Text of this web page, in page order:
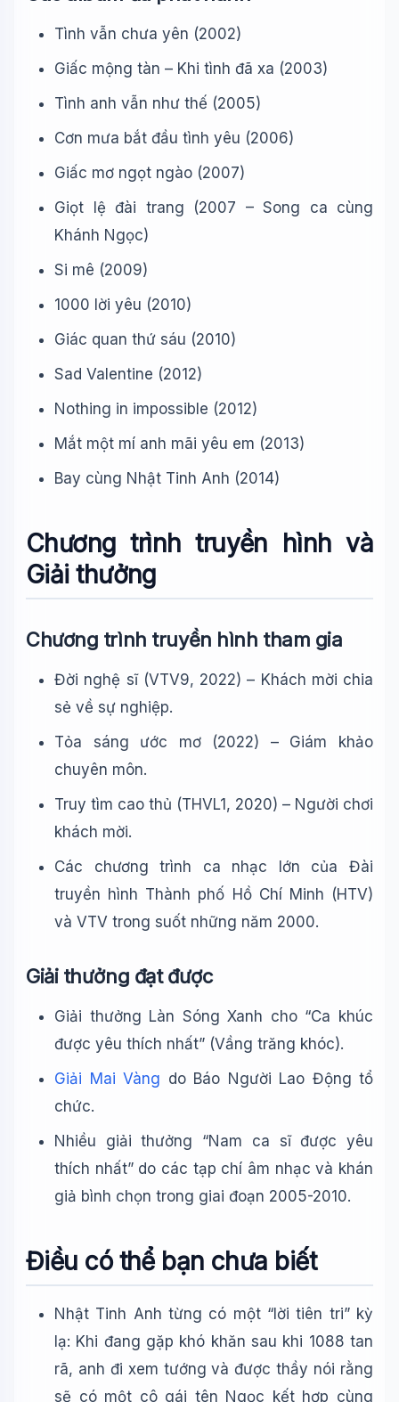
Tình vẫn chưa yên (2002)
Giấc mộng tàn – Khi tình đã xa (2003)
Tình anh vẫn như thế (2005)
Cơn mưa bắt đầu tình yêu (2006)
Giấc mơ ngọt ngào (2007)
Giọt lệ đài trang (2007 – Song ca cùng
Khánh Ngọc)
Si mê (2009)
1000 lời yêu (2010)
Giác quan thứ sáu (2010)
Sad Valentine (2012)
Nothing in impossible (2012)
Mắt một mí anh mãi yêu em (2013)
Bay cùng Nhật Tinh Anh (2014)
Chương trình truyền hình và
Giải thưởng
Chương trình truyền hình tham gia
Đời nghệ sĩ (VTV9, 2022) – Khách mời chia
sẻ về sự nghiệp.
Tỏa sáng ước mơ (2022) – Giám khảo
chuyên môn.
Truy tìm cao thủ (THVL1, 2020) – Người chơi
khách mời.
Các chương trình ca nhạc lớn của Đài
truyền hình Thành phố Hồ Chí Minh (HTV)
và VTV trong suốt những năm 2000.
Giải thưởng đạt được
Giải thưởng Làn Sóng Xanh cho “Ca khúc
được yêu thích nhất” (Vầng trăng khóc).
Giải Mai Vàng do Báo Người Lao Động tổ
chức.
Nhiều giải thưởng “Nam ca sĩ được yêu
thích nhất” do các tạp chí âm nhạc và khán
giả bình chọn trong giai đoạn 2005-2010.
Điều có thể bạn chưa biết
Nhật Tinh Anh từng có một “lời tiên tri” kỳ
lạ: Khi đang gặp khó khăn sau khi 1088 tan
rã, anh đi xem tướng và được thầy nói rằng
sẽ có một cô gái tên Ngọc kết hợp cùng